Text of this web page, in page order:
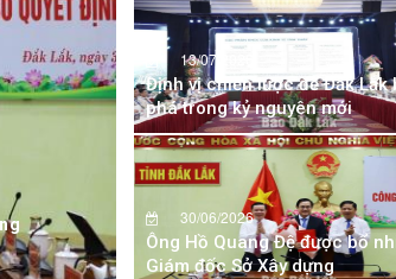
lược -
13/07/2026
Định vị chiến lược để Đắk Lắk
phá trong kỷ nguyên mới
30/06/2026
Ông Hồ Quang Đệ được bổ
Giám đốc Sở Xây dựng